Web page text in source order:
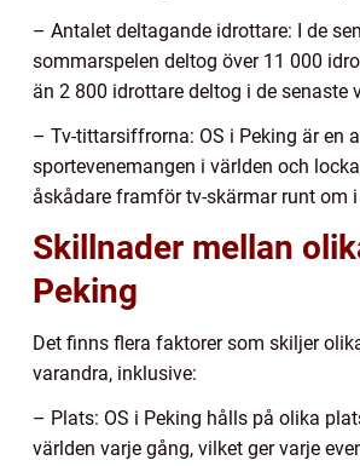
– Antalet deltagande idrottare: I de
sommarspelen deltog över 11 000
än 2 800 idrottare deltog i de senaste
– Tv-tittarsiffrorna: OS i Peking är en
sportevenemangen i världen och
åskådare framför tv-skärmar runt om
Skillnader mellan
Peking
Det finns flera faktorer som skiljer
varandra, inklusive:
– Plats: OS i Peking hålls på olika
världen varje gång, vilket ger varje